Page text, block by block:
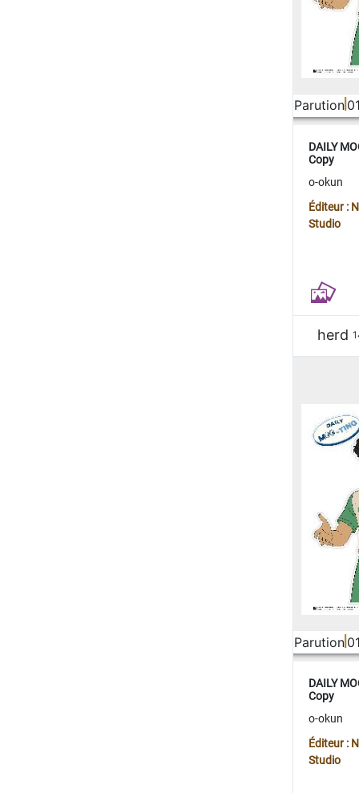
Parution
DAILY
Copy
o-okun
Éditeur :
Studio
herd
Parution
DAILY
Copy
o-okun
Éditeur :
Studio